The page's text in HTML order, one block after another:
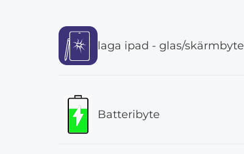
laga ipad - glas/skärmbyte
Batteribyte